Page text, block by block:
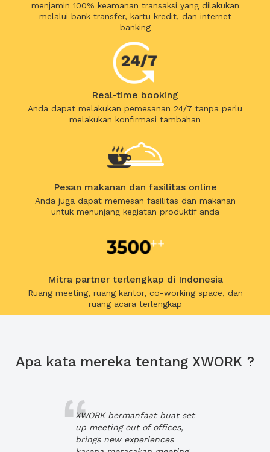
menjamin 100% keamanan transaksi yang dilakukan
melalui bank transfer, kartu kredit, dan internet
banking
Real-time booking
Anda dapat melakukan pemesanan 24/7 tanpa perlu
melakukan konfirmasi tambahan
Pesan makanan dan fasilitas online
Anda juga dapat memesan fasilitas dan makanan
untuk menunjang kegiatan produktif anda
Mitra partner terlengkap di Indonesia
Ruang meeting, ruang kantor, co-working space, dan
ruang acara terlengkap
Apa kata mereka tentang XWORK ?
XWORK bermanfaat buat set
up meeting out of offices,
brings new experiences